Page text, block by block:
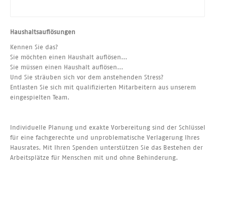
Haushaltsauflösungen
Kennen Sie das?
Sie möchten einen Haushalt auflösen...
Sie müssen einen Haushalt auflösen...
Und Sie sträuben sich vor dem anstehenden Stress?
Entlasten Sie sich mit qualifizierten Mitarbeitern aus unserem
eingespielten Team.
Individuelle Planung und exakte Vorbereitung sind der Schlüssel
für eine fachgerechte und unproblematische Verlagerung Ihres
Hausrates. Mit Ihren Spenden unterstützen Sie das Bestehen der
Arbeitsplätze für Menschen mit und ohne Behinderung.